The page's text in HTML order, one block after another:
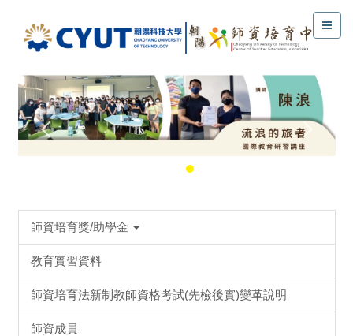
師資培育獎/助學金
教育實習資料
師資培育法新制教師資格考試(先檢後實)變革說明
師資成員